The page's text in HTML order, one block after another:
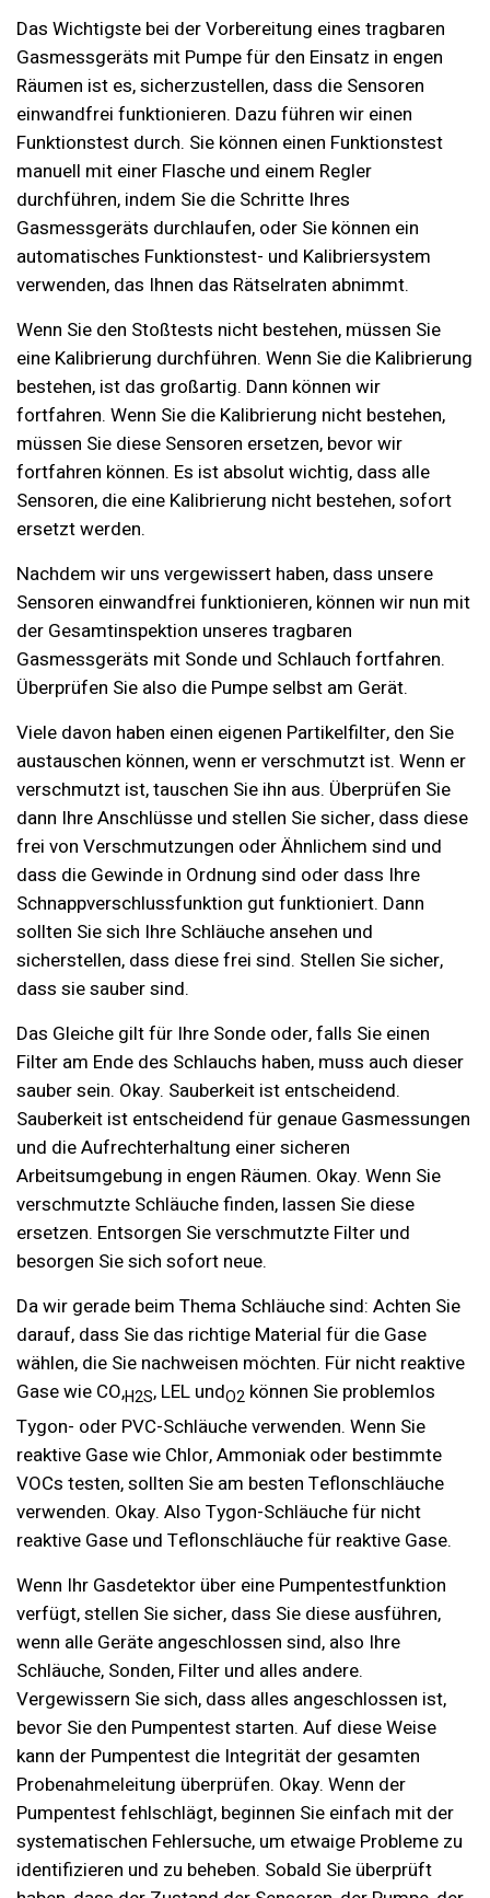
Das Wichtigste bei der Vorbereitung eines tragbaren
Gasmessgeräts mit Pumpe für den Einsatz in engen
Räumen ist es, sicherzustellen, dass die Sensoren
einwandfrei funktionieren. Dazu führen wir einen
Funktionstest durch. Sie können einen Funktionstest
manuell mit einer Flasche und einem Regler
durchführen, indem Sie die Schritte Ihres
Gasmessgeräts durchlaufen, oder Sie können ein
automatisches Funktionstest- und Kalibriersystem
verwenden, das Ihnen das Rätselraten abnimmt.
Wenn Sie den Stoßtests nicht bestehen, müssen Sie
eine Kalibrierung durchführen. Wenn Sie die Kalibrierung
bestehen, ist das großartig. Dann können wir
fortfahren. Wenn Sie die Kalibrierung nicht bestehen,
müssen Sie diese Sensoren ersetzen, bevor wir
fortfahren können. Es ist absolut wichtig, dass alle
Sensoren, die eine Kalibrierung nicht bestehen, sofort
ersetzt werden.
Nachdem wir uns vergewissert haben, dass unsere
Sensoren einwandfrei funktionieren, können wir nun mit
der Gesamtinspektion unseres tragbaren
Gasmessgeräts mit Sonde und Schlauch fortfahren.
Überprüfen Sie also die Pumpe selbst am Gerät.
Viele davon haben einen eigenen Partikelfilter, den Sie
austauschen können, wenn er verschmutzt ist. Wenn er
verschmutzt ist, tauschen Sie ihn aus. Überprüfen Sie
dann Ihre Anschlüsse und stellen Sie sicher, dass diese
frei von Verschmutzungen oder Ähnlichem sind und
dass die Gewinde in Ordnung sind oder dass Ihre
Schnappverschlussfunktion gut funktioniert. Dann
sollten Sie sich Ihre Schläuche ansehen und
sicherstellen, dass diese frei sind. Stellen Sie sicher,
dass sie sauber sind.
Das Gleiche gilt für Ihre Sonde oder, falls Sie einen
Filter am Ende des Schlauchs haben, muss auch dieser
sauber sein. Okay. Sauberkeit ist entscheidend.
Sauberkeit ist entscheidend für genaue Gasmessungen
und die Aufrechterhaltung einer sicheren
Arbeitsumgebung in engen Räumen. Okay. Wenn Sie
verschmutzte Schläuche finden, lassen Sie diese
ersetzen. Entsorgen Sie verschmutzte Filter und
besorgen Sie sich sofort neue.
Da wir gerade beim Thema Schläuche sind: Achten Sie
darauf, dass Sie das richtige Material für die Gase
wählen, die Sie nachweisen möchten. Für nicht reaktive
Gase wie CO,H2S, LEL undO2 können Sie problemlos
Tygon- oder PVC-Schläuche verwenden. Wenn Sie
reaktive Gase wie Chlor, Ammoniak oder bestimmte
VOCs testen, sollten Sie am besten Teflonschläuche
verwenden. Okay. Also Tygon-Schläuche für nicht
reaktive Gase und Teflonschläuche für reaktive Gase.
Wenn Ihr Gasdetektor über eine Pumpentestfunktion
verfügt, stellen Sie sicher, dass Sie diese ausführen,
wenn alle Geräte angeschlossen sind, also Ihre
Schläuche, Sonden, Filter und alles andere.
Vergewissern Sie sich, dass alles angeschlossen ist,
bevor Sie den Pumpentest starten. Auf diese Weise
kann der Pumpentest die Integrität der gesamten
Probenahmeleitung überprüfen. Okay. Wenn der
Pumpentest fehlschlägt, beginnen Sie einfach mit der
systematischen Fehlersuche, um etwaige Probleme zu
identifizieren und zu beheben. Sobald Sie überprüft